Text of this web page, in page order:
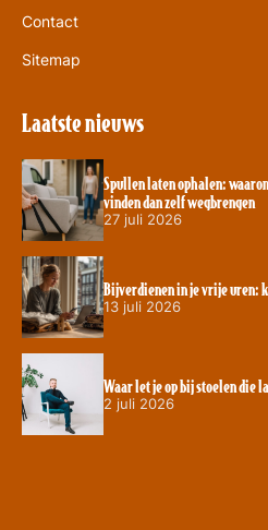
Contact
Sitemap
Laatste nieuws
Spullen laten ophalen:
vinden dan zelf wegbrengen
27 juli 2026
Bijverdienen in je vrije uren:
13 juli 2026
Waar let je op bij stoelen die
2 juli 2026